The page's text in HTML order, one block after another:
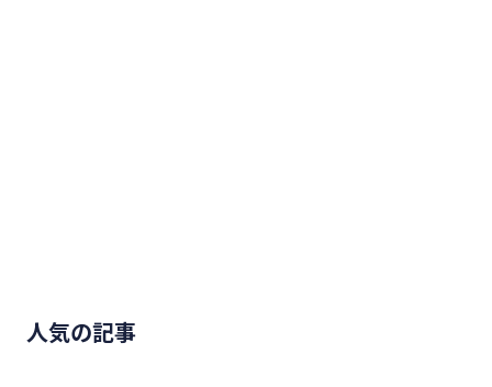
人気の記事